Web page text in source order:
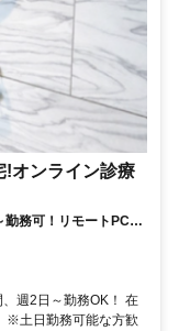
!オンライン診療
務可！リモートPC・
週2日～勤務OK！ 在
※土日勤務可能な方歓